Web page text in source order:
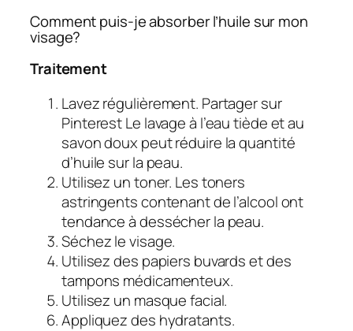
Comment puis-je absorber l’huile sur mon
visage?
Traitement
Lavez régulièrement. Partager sur
Pinterest Le lavage à l’eau tiède et au
savon doux peut réduire la quantité
d’huile sur la peau.
Utilisez un toner. Les toners
astringents contenant de l’alcool ont
tendance à dessécher la peau.
Séchez le visage.
Utilisez des papiers buvards et des
tampons médicamenteux.
Utilisez un masque facial.
Appliquez des hydratants.